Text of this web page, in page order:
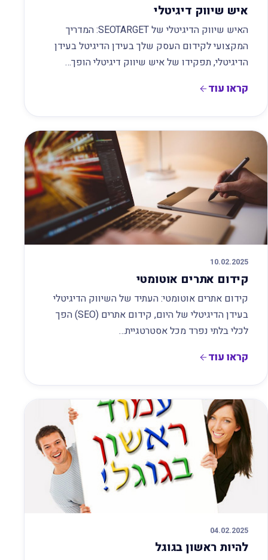
איש שיווק דיגיטלי
האיש שיווק הדיגיטלי של SEOTARGET: המדריך
המקצועי לקידום העסק שלך בעידן הדיגיטל בעידן
הדיגיטלי, תפקידו של איש שיווק דיגיטלי הופך…
קראו עוד
10.02.2025
קידום אתרים אוטומטי
קידום אתרים אוטומטי: העתיד של השיווק הדיגיטלי
בעידן הדיגיטלי של היום, קידום אתרים (SEO) הפך
לכלי בלתי נפרד מכל אסטרטגיית…
קראו עוד
04.02.2025
להיות ראשון בגוגל